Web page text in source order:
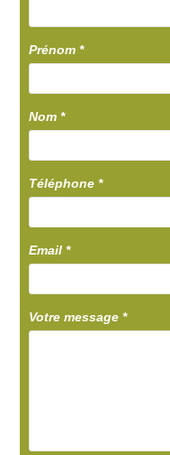
Prénom*
Nom*
Téléphone*
Email*
Votre message*